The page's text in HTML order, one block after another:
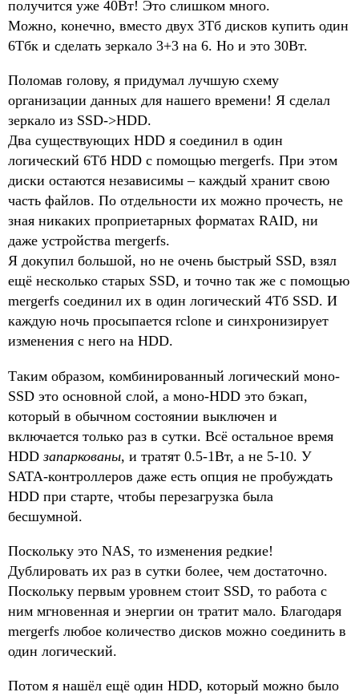
получится уже 40Вт! Это слишком много.
Можно, конечно, вместо двух 3Тб дисков купить один
6Тбк и сделать зеркало 3+3 на 6. Но и это 30Вт.
Поломав голову, я придумал лучшую схему
организации данных для нашего времени! Я сделал
зеркало из SSD->HDD.
Два существующих HDD я соединил в один
логический 6Тб HDD с помощью mergerfs. При этом
диски остаются независимы – каждый хранит свою
часть файлов. По отдельности их можно прочесть, не
зная никаких проприетарных форматах RAID, ни
даже устройства mergerfs.
Я докупил большой, но не очень быстрый SSD, взял
ещё несколько старых SSD, и точно так же с помощью
mergerfs соединил их в один логический 4Тб SSD. И
каждую ночь просыпается rclone и синхронизирует
изменения с него на HDD.
Таким образом, комбинированный логический моно-
SSD это основной слой, а моно-HDD это бэкап,
который в обычном состоянии выключен и
включается только раз в сутки. Всё остальное время
HDDзапаркованы, и тратят 0.5-1Вт, а не 5-10. У
SATA-контроллеров даже есть опция не пробуждать
HDD при старте, чтобы перезагрузка была
бесшумной.
Поскольку это NAS, то изменения редкие!
Дублировать их раз в сутки более, чем достаточно.
Поскольку первым уровнем стоит SSD, то работа с
ним мгновенная и энергии он тратит мало. Благодаря
mergerfs любое количество дисков можно соединить в
один логический.
Потом я нашёл ещё один HDD, который можно было